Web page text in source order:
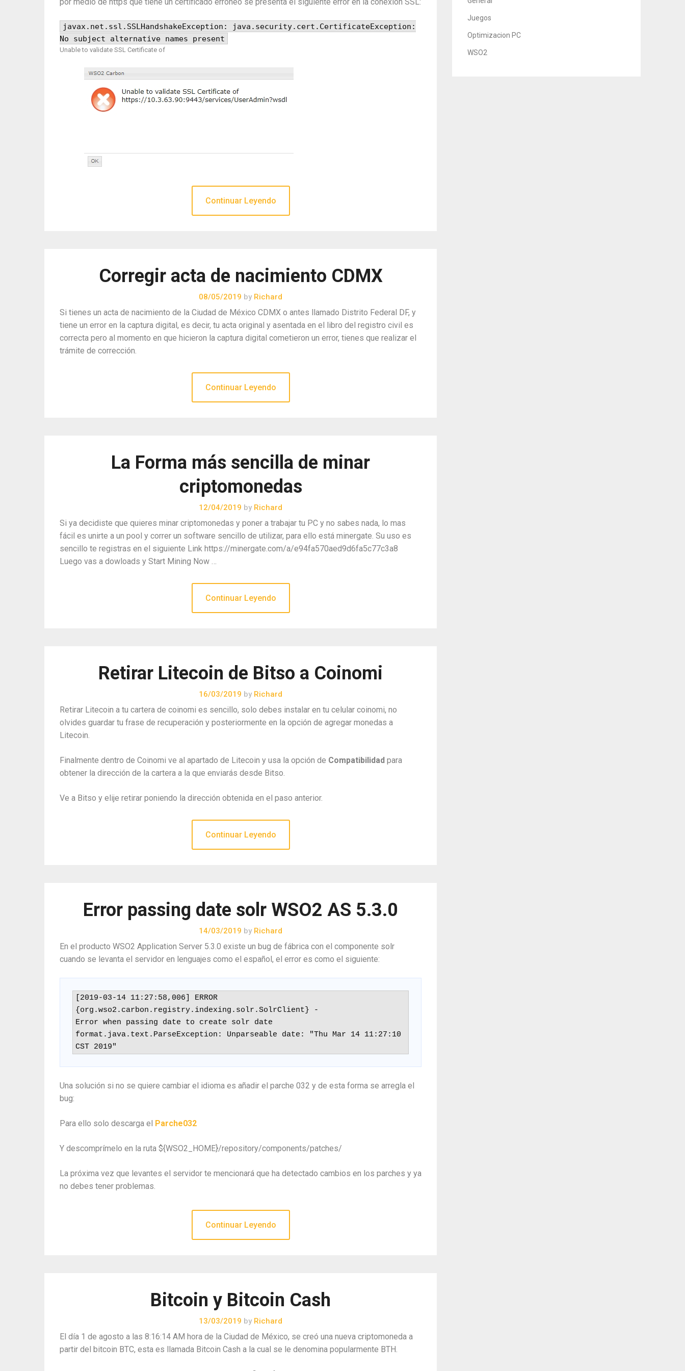
javax.net.ssl.SSLHandshakeException: java.security.cert.CertificateException:
No subject alternative names present
Unable to validate SSL Certificate of
Continuar Leyendo
Corregir acta de nacimiento CDMX
08/05/2019 by Richard
Si tienes un acta de nacimiento de la Ciudad de México CDMX o antes llamado Distrito Federal DF, y
tiene un error en la captura digital, es decir, tu acta original y asentada en el libro del registro civil es
correcta pero al momento en que hicieron la captura digital cometieron un error, tienes que realizar el
trámite de corrección.
Continuar Leyendo
La Forma más sencilla de minar
criptomonedas
12/04/2019 by Richard
Si ya decidiste que quieres minar criptomonedas y poner a trabajar tu PC y no sabes nada, lo mas
fácil es unirte a un pool y correr un software sencillo de utilizar, para ello está minergate. Su uso es
sencillo te registras en el siguiente Link https://minergate.com/a/e94fa570aed9d6fa5c77c3a8
Luego vas a dowloads y Start Mining Now …
Continuar Leyendo
Retirar Litecoin de Bitso a Coinomi
16/03/2019 by Richard
Retirar Litecoin a tu cartera de coinomi es sencillo, solo debes instalar en tu celular coinomi, no
olvides guardar tu frase de recuperación y posteriormente en la opción de agregar monedas a
Litecoin.
Finalmente dentro de Coinomi ve al apartado de Litecoin y usa la opción de Compatibilidad para
obtener la dirección de la cartera a la que enviarás desde Bitso.
Ve a Bitso y elije retirar poniendo la dirección obtenida en el paso anterior.
Continuar Leyendo
Error passing date solr WSO2 AS 5.3.0
14/03/2019 by Richard
En el producto WSO2 Application Server 5.3.0 existe un bug de fábrica con el componente solr
cuando se levanta el servidor en lenguajes como el español, el error es como el siguiente:
[2019-03-14 11:27:58,006] ERROR
{org.wso2.carbon.registry.indexing.solr.SolrClient} -
Error when passing date to create solr date
format.java.text.ParseException: Unparseable date: "Thu Mar 14 11:27:10
CST 2019"
Una solución si no se quiere cambiar el idioma es añadir el parche 032 y de esta forma se arregla el
bug:
Para ello solo descarga el Parche032
Y descomprímelo en la ruta ${WSO2_HOME}/repository/components/patches/
La próxima vez que levantes el servidor te mencionará que ha detectado cambios en los parches y ya
no debes tener problemas.
Continuar Leyendo
Bitcoin y Bitcoin Cash
13/03/2019 by Richard
El día 1 de agosto a las 8:16:14 AM hora de la Ciudad de México, se creó una nueva criptomoneda a
partir del bitcoin BTC, esta es llamada Bitcoin Cash a la cual se le denomina popularmente BTH.
Juegos
Optimizacion PC
WSO2